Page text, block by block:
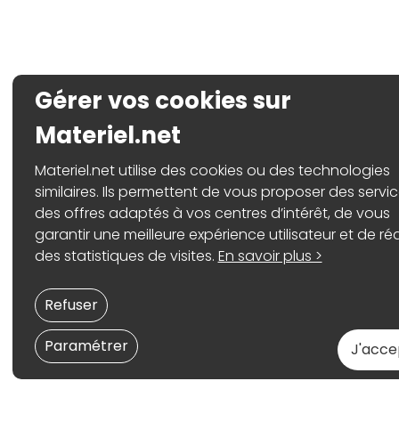
Gérer vos cookies sur
Materiel.net
Materiel.net utilise des cookies ou des technologies
similaires. Ils permettent de vous proposer des
des offres adaptés à vos centres d’intérêt, de vous
garantir une meilleure expérience utilisateur et de
des statistiques de visites. En savoir plus >
Paramétrer
Refuser